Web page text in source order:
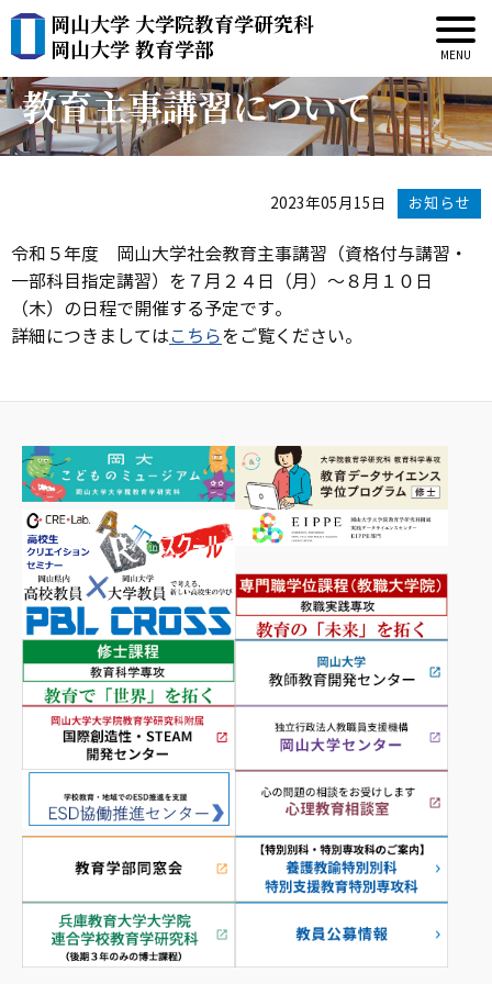
岡山大学 大学院教育学研究科
岡山大学 教育学部
令和５年度 岡山大学社会
教育主事講習について
2023年05月15日 お知らせ
令和５年度 岡山大学社会教育主事講習（資格付与講習・
一部科目指定講習）を７月２４日（月）～８月１０日
（木）の日程で開催する予定です。
詳細につきましてはこちら をご覧ください。